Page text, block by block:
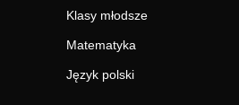
Klasy młodsze
Matematyka
Język polski